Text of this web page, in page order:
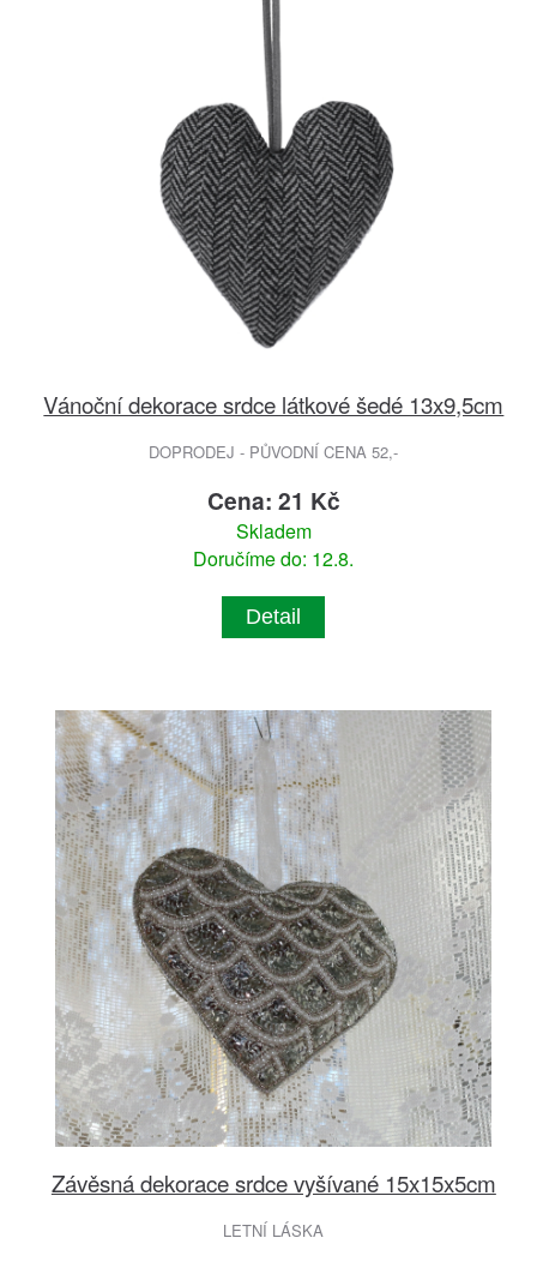
Vánoční dekorace srdce látkové šedé 13x9,5cm
DOPRODEJ - PŮVODNÍ CENA 52,-
Cena: 21 Kč
Skladem
Doručíme do: 12.8.
Detail
Závěsná dekorace srdce vyšívané 15x15x5cm
LETNÍ LÁSKA